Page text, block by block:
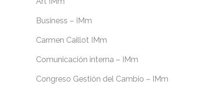
Business – IMm
Carmen Caillot IMm
Comunicación interna – IMm
Congreso Gestión del Cambio – IMm